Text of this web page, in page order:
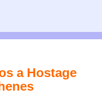
a Hostage